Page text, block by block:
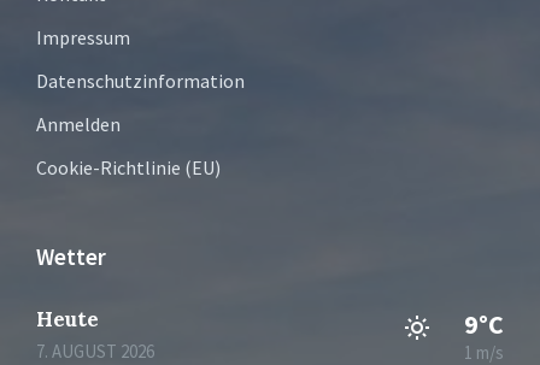
Impressum
Datenschutzinformation
Anmelden
Cookie-Richtlinie (EU)
Wetter
Heute
7. AUGUST 2026
9°C
1 m/s